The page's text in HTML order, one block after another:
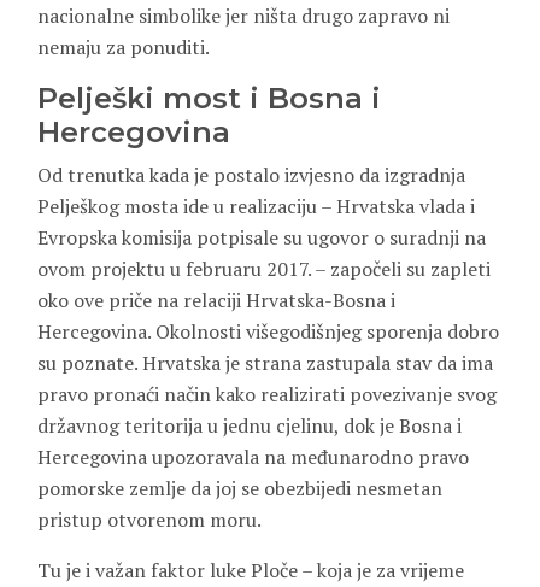
nacionalne simbolike jer ništa drugo zapravo ni
nemaju za ponuditi.
Pelješki most i Bosna i
Hercegovina
Od trenutka kada je postalo izvjesno da izgradnja
Pelješkog mosta ide u realizaciju – Hrvatska vlada i
Evropska komisija potpisale su ugovor o suradnji na
ovom projektu u februaru 2017. – započeli su zapleti
oko ove priče na relaciji Hrvatska-Bosna i
Hercegovina. Okolnosti višegodišnjeg sporenja dobro
su poznate. Hrvatska je strana zastupala stav da ima
pravo pronaći način kako realizirati povezivanje svog
državnog teritorija u jednu cjelinu, dok je Bosna i
Hercegovina upozoravala na međunarodno pravo
pomorske zemlje da joj se obezbijedi nesmetan
pristup otvorenom moru.
Tu je i važan faktor luke Ploče – koja je za vrijeme